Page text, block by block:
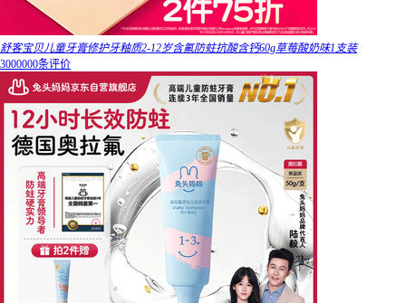
舒客宝贝儿童牙膏修护牙釉质2-12岁含氟防蛀抗酸含钙60g草莓酸奶味1支装
3000000条评价